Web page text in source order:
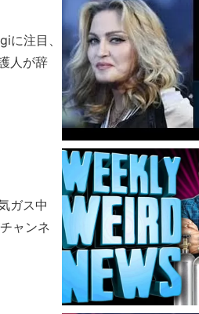
注目、
人が辞
ガス中
ャンネ